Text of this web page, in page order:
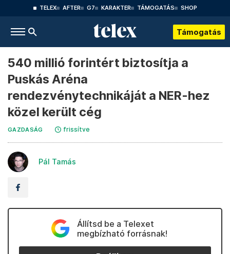
TELEX AFTER G7 KARAKTER TÁMOGATÁS SHOP
Támogatás
540 millió forintért biztosítja a
Puskás Aréna
rendezvénytechnikáját a NER-hez
közel került cég
GAZDASÁG frissítve
Pál Tamás
Állítsd be a Telexet
megbízható forrásnak!